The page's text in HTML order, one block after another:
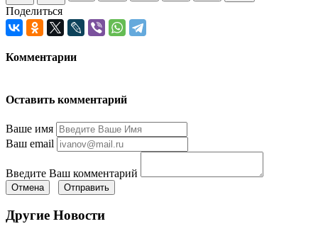
Поделиться
Комментарии
Оставить комментарий
Ваше имя
Ваш email
Введите Ваш комментарий
Отмена Отправить
Другие Новости